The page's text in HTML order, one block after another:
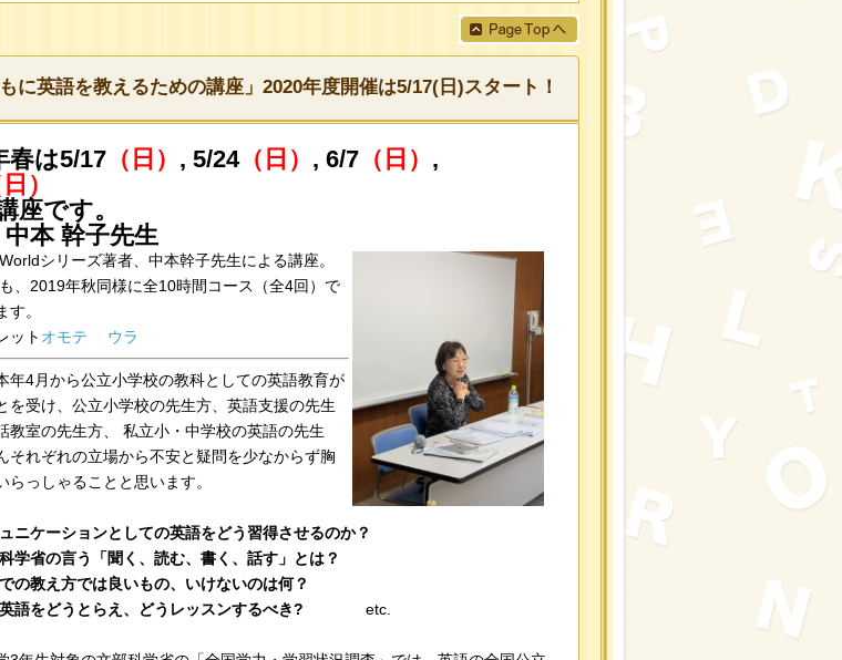
もに英語を教えるための講座」2020年度開催は5/17(日)スタート！
春は5/17 （日） , 5/24（日） , 6/7 （日） ,
）
座です。
本 幹子先生
シリーズ著者、中本幹子先生による講座。
、2019年秋同様に全10時間コース（全4回）で
す。
ット オモテ ウラ
年4月から公立小学校の教科としての英語教育が
を受け、公立小学校の先生方、英語支援の先生
教室の先生方、 私立小・中学校の英語の先生
それぞれの立場から不安と疑問を少なからず胸
らっしゃることと思います。
ニケーションとしての英語をどう習得させるのか？
学省の言う「聞く、読む、書く、話す」とは？
の教え方では良いもの、いけないのは何？
語をどうとらえ、どうレッスンするべき? etc.